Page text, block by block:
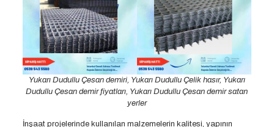
Yukarı Dudullu Çesan demiri, Yukarı Dudullu Çelik hasır, Yukarı
Dudullu Çesan demir fiyatları, Yukarı Dudullu Çesan demir satan
yerler
İnşaat projelerinde kullanılan malzemelerin kalitesi, yapının